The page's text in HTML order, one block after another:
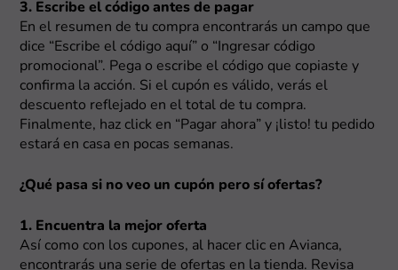
3. Escribe el código antes de pagar
En el resumen de tu compra encontrarás un campo que
dice “Escribe el código aquí” o “Ingresar código
promocional”. Pega o escribe el código que copiaste y
confirma la acción. Si el cupón es válido, verás el
descuento reflejado en el total de tu compra.
Finalmente, haz click en “Pagar ahora” y ¡listo! tu pedido
estará en casa en pocas semanas.
¿Qué pasa si no veo un cupón pero sí ofertas?
1. Encuentra la mejor oferta
Así como con los cupones, al hacer clic en Avianca,
encontrarás una serie de ofertas en la tienda. Revisa